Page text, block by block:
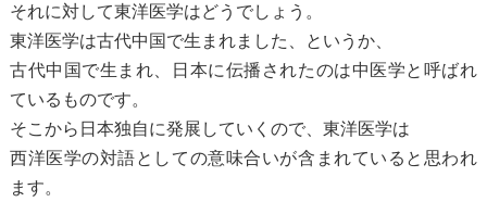
それに対して東洋医学はどうでしょう。
東洋医学は古代中国で生まれました、というか、
古代中国で生まれ、日本に伝播されたのは中医学と呼ばれ
ているものです。
そこから日本独自に発展していくので、東洋医学は
西洋医学の対語としての意味合いが含まれていると思われ
ます。